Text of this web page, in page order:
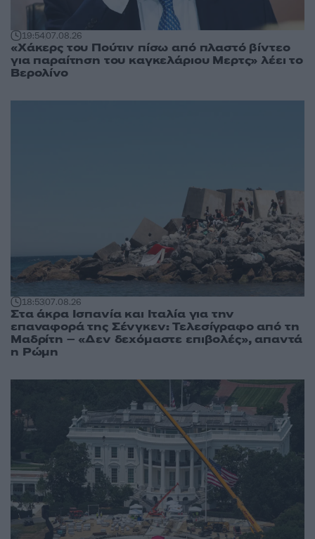
19:5407.08.26
«Χάκερς του Πούτιν πίσω από πλαστό βίντεο
για παραίτηση του καγκελάριου Μερτς» λέει το
Βερολίνο
18:5307.08.26
Στα άκρα Ισπανία και Ιταλία για την
επαναφορά της Σένγκεν: Τελεσίγραφο από τη
Μαδρίτη – «Δεν δεχόμαστε επιβολές», απαντά
η Ρώμη